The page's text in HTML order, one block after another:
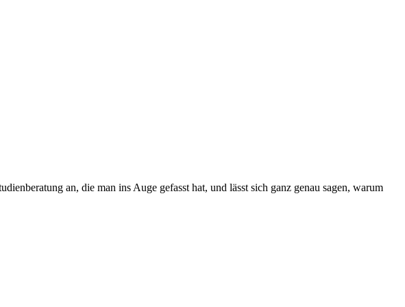
an, die man ins Auge gefasst hat, und lässt sich ganz genau sagen, warum